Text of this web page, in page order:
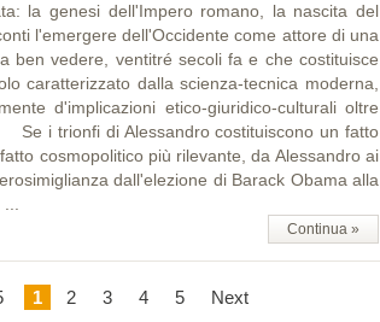
la genesi dell'Impero romano, la nascita del
l'emergere dell'Occidente come attore di una
ben vedere, ventitré secoli fa e che costituisce
caratterizzato dalla scienza-tecnica moderna,
d'implicazioni etico-giuridico-culturali oltre
i trionfi di Alessandro costituiscono un fatto
cosmopolitico più rilevante, da Alessandro ai
dall'elezione di Barack Obama alla
Continua »
1 2 3 4 5 Next